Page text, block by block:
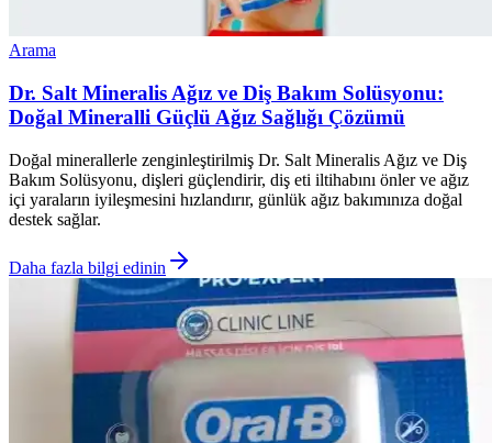
Arama
Dr. Salt Mineralis Ağız ve Diş Bakım Solüsyonu:
Doğal Mineralli Güçlü Ağız Sağlığı Çözümü
Doğal minerallerle zenginleştirilmiş Dr. Salt Mineralis Ağız ve Diş
Bakım Solüsyonu, dişleri güçlendirir, diş eti iltihabını önler ve ağız
içi yaraların iyileşmesini hızlandırır, günlük ağız bakımınıza doğal
destek sağlar.
Daha fazla bilgi edinin